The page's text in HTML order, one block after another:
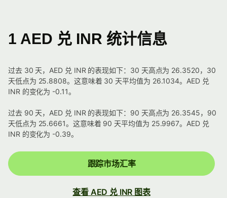
1 AED 兑 INR 统计信息
过去 30 天，AED 兑 INR 的表现如下：30 天高点为 26.3520，30
天低点为 25.8808。这意味着 30 天平均值为 26.1034。AED 兑
INR 的变化为 -0.11。
过去 90 天，AED 兑 INR 的表现如下：90 天高点为 26.3545，90
天低点为 25.6661。这意味着 90 天平均值为 25.9967。AED 兑
INR 的变化为 -0.39。
跟踪市场汇率
查看 AED 兑 INR 图表